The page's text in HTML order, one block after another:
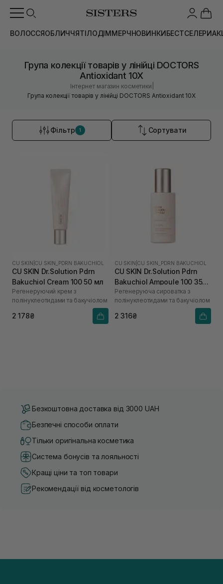
ВОЛОССЯОБЛИЧЧЯТІЛОДІММЕРЧНОВИНКИБЕСТСЕЛЕРИ
Група колекції товарів у лінійці DOCTORS
Antioxidant 10X
Інтернет магазин косметики
Група колекції товарів у лінійці DOCTORS Antioxidant 10X
Фільтр 1 Сортувати
CU SKIN CU SKIN_PDRN BAKUCHIOL
CU SKIN Dr.Solution Pdrn
Bakuchiol Cream 100 50 мл
Регенеруючий крем з
полінуклеотидами та бакучіолом
2 178₴
CU SKIN CU SKIN_PDRN BAKUCHIOL
CU SKIN Dr.Solution Pdrn
Bakuchiol Ampoule 100 35
мл
Регенеруюча сироватка з
полінуклеотидами та бакучіолом
2 316₴
Безкоштовна доставка від 3000 UAH
Безпечні способи оплати
Тільки оригінальна косметика
Система бонусів та лояльності
Кращі ціни та топ товари
Рекомендації від косметологів